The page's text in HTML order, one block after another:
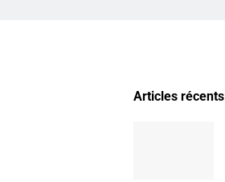
Articles récents